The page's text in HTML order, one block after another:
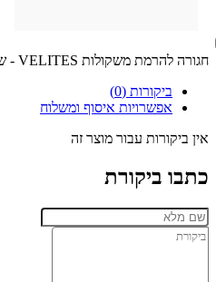
חגורה להרמת משקולות VELITES - שחור
ביקורות (0)
אפשרויות איסוף ומשלוח
אין ביקורות עבור מוצר זה
כתבו ביקורת